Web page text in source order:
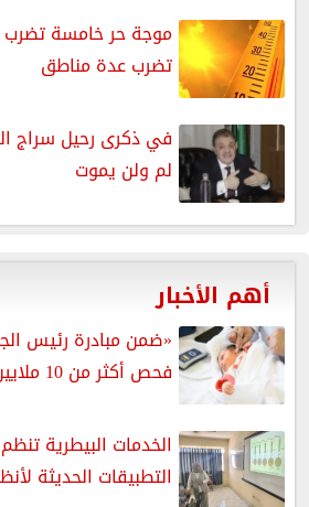
موجة حر خامسة تضرب
تضرب عدة مناطق
في ذكرى رحيل سراج
لم ولن يموت
أهم الأخبار
«ضمن مبادرة رئيس
فحص أكثر من 10 ملايين طفل للكشف...
الخدمات البيطرية
التطبيقات الحديثة